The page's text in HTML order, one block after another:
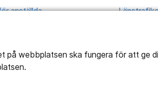
webbplatsen ska fungera för att ge
anställda
Utveckling